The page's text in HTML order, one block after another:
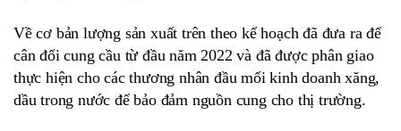
Về cơ bản lượng sản xuất trên theo kế hoạch đã đưa ra để
cân đối cung cầu từ đầu năm 2022 và đã được phân giao
thực hiện cho các thương nhân đầu mối kinh doanh xăng,
dầu trong nước để bảo đảm nguồn cung cho thị trường.